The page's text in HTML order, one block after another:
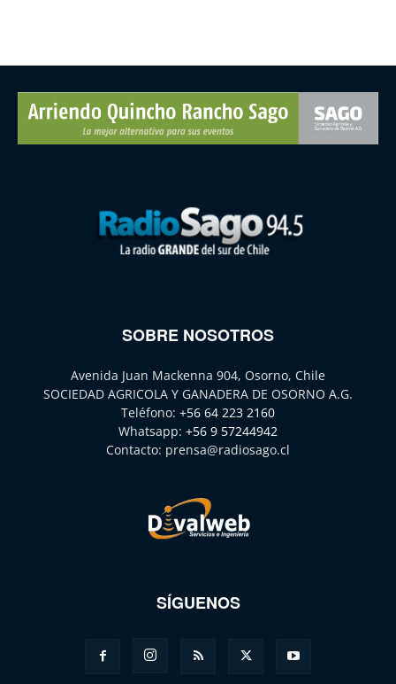
SOBRE NOSOTROS
Avenida Juan Mackenna 904, Osorno, Chile
SOCIEDAD AGRICOLA Y GANADERA DE OSORNO A.G.
Teléfono: +56 64 223 2160
Whatsapp: +56 9 57244942
Contacto: prensa@radiosago.cl
SÍGUENOS